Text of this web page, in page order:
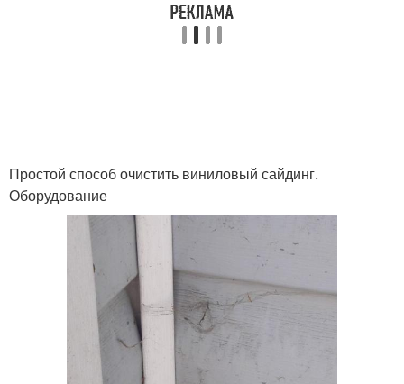
Простой способ очистить виниловый сайдинг.
Оборудование